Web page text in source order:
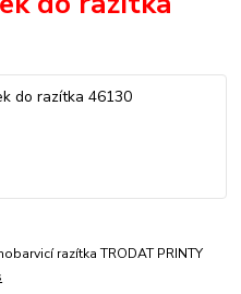
razítka TRODAT PRINTY